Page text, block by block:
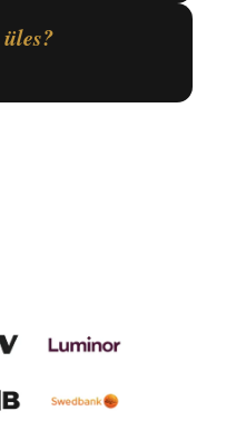
üles?